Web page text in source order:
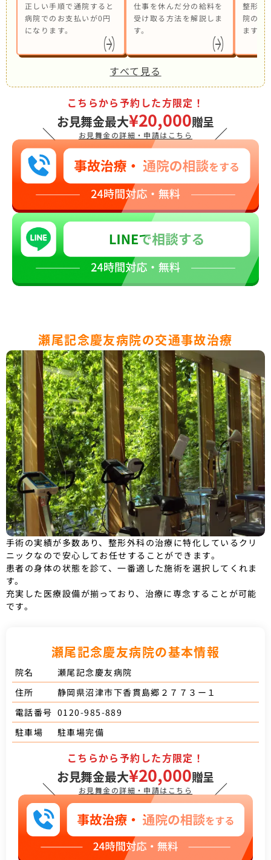
正しい手順で通院すると
病院でのお支払いが0円
になります。
仕事を休んだ分の給料を
受け取る方法を解説しま
す。
整形外
院の併
ます。
すべて見る
＼
こちらから予約した方限定！
お見舞金最大¥20,000贈呈
お見舞金の詳細・申請はこちら ／
瀬尾記念慶友病院の交通事故治療
手術の実績が多数あり、整形外科の治療に特化しているクリ
ニックなので安心してお任せすることができます。
患者の身体の状態を診て、一番適した施術を選択してくれま
す。
充実した医療設備が揃っており、治療に専念することが可能
です。
瀬尾記念慶友病院の基本情報
院名
瀬尾記念慶友病院
住所
静岡県沼津市下香貫島郷２７７３ー１
電話番号 0120-985-889
駐車場
駐車場完備
＼
こちらから予約した方限定！
お見舞金最大¥20,000贈呈
お見舞金の詳細・申請はこちら ／